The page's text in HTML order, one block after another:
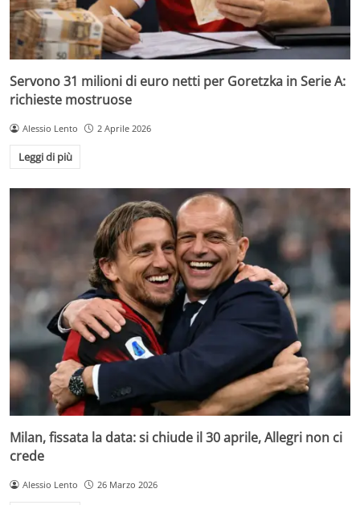
Servono 31 milioni di euro netti per Goretzka in Serie A:
richieste mostruose
Alessio Lento 2 Aprile 2026
Leggi di più
Milan, fissata la data: si chiude il 30 aprile, Allegri non ci
crede
Alessio Lento 26 Marzo 2026